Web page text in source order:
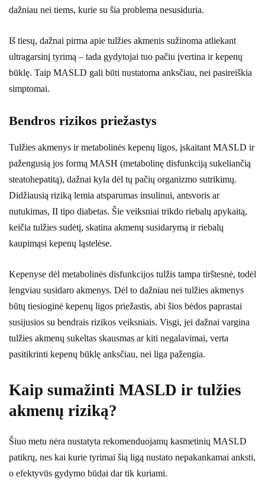
dažniau nei tiems, kurie su šia problema nesusiduria.
Iš tiesų, dažnai pirma apie tulžies akmenis sužinoma atliekant
ultragarsinį tyrimą – tada gydytojai tuo pačiu įvertina ir kepenų
būklę. Taip MASLD gali būti nustatoma anksčiau, nei pasireiškia
simptomai.
Bendros rizikos priežastys
Tulžies akmenys ir metabolinės kepenų ligos, įskaitant MASLD ir
pažengusią jos formą MASH (metabolinę disfunkciją sukeliančią
steatohepatitą), dažnai kyla dėl tų pačių organizmo sutrikimų.
Didžiausią riziką lemia atsparumas insulinui, antsvoris ar
nutukimas, II tipo diabetas. Šie veiksniai trikdo riebalų apykaitą,
keičia tulžies sudėtį, skatina akmenų susidarymą ir riebalų
kaupimąsi kepenų ląstelėse.
Kepenyse dėl metabolinės disfunkcijos tulžis tampa tirštesnė, todėl
lengviau susidaro akmenys. Dėl to dažniau nei tulžies akmenys
būtų tiesioginė kepenų ligos priežastis, abi šios bėdos paprastai
susijusios su bendrais rizikos veiksniais. Visgi, jei dažnai vargina
tulžies akmenų sukeltas skausmas ar kiti negalavimai, verta
pasitikrinti kepenų būklę anksčiau, nei liga pažengia.
Kaip sumažinti MASLD ir tulžies
akmenų riziką?
Šiuo metu nėra nustatyta rekomenduojamų kasmetinių MASLD
patikrų, nes kai kurie tyrimai šią ligą nustato nepakankamai anksti,
o efektyvūs gydymo būdai dar tik kuriami.